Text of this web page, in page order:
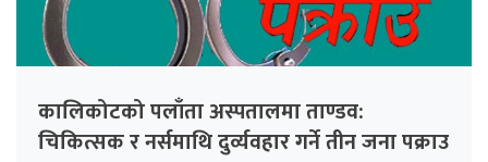
कालिकोटको पलाँता अस्पतालमा ताण्डव:
चिकित्सक र नर्समाथि दुर्व्यवहार गर्ने तीन जना पक्राउ